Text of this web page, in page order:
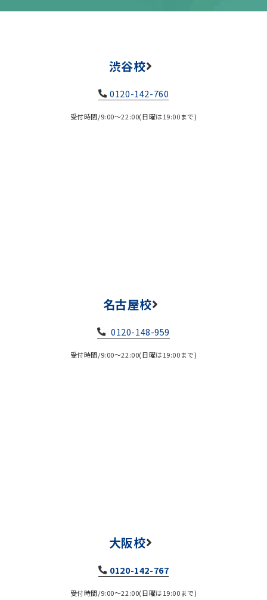
渋谷校
0120-142-760
受付時間/9:00～22:00(日曜は19:00まで)
名古屋校
0120-148-959
受付時間/9:00～22:00(日曜は19:00まで)
大阪校
0120-142-767
受付時間/9:00～22:00(日曜は19:00まで)